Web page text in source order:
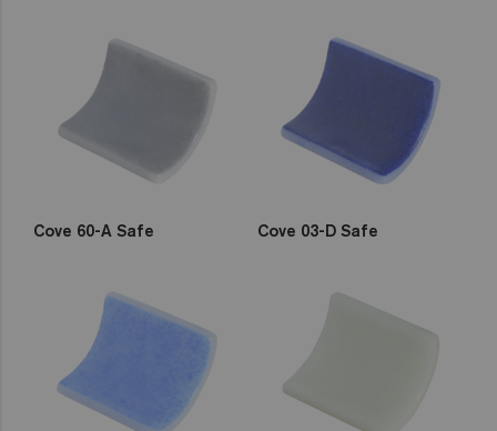
Cove 60-A Safe Cove 03-D Safe